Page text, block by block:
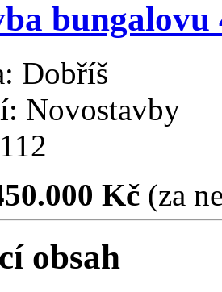
bungalovu
Dobříš
Novostavby
Kč (za
obsah